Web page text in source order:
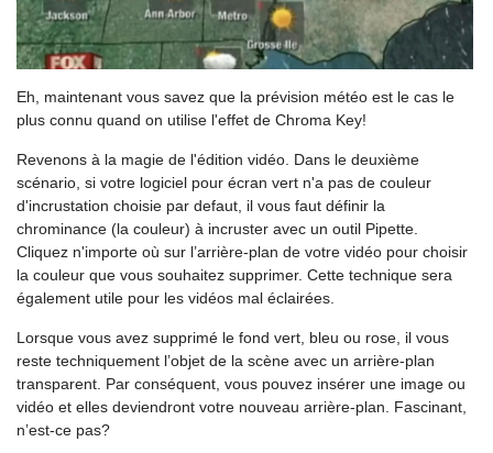
Eh, maintenant vous savez que la prévision météo est le cas le
plus connu quand on utilise l'effet de Chroma Key!
Revenons à la magie de l'édition vidéo. Dans le deuxième
scénario, si votre logiciel pour écran vert n'a pas de couleur
d'incrustation choisie par defaut, il vous faut définir la
chrominance (la couleur) à incruster avec un outil Pipette.
Cliquez n'importe où sur l’arrière-plan de votre vidéo pour choisir
la couleur que vous souhaitez supprimer. Cette technique sera
également utile pour les vidéos mal éclairées.
Lorsque vous avez supprimé le fond vert, bleu ou rose, il vous
reste techniquement l’objet de la scène avec un arrière-plan
transparent. Par conséquent, vous pouvez insérer une image ou
vidéo et elles deviendront votre nouveau arrière-plan. Fascinant,
n’est-ce pas?